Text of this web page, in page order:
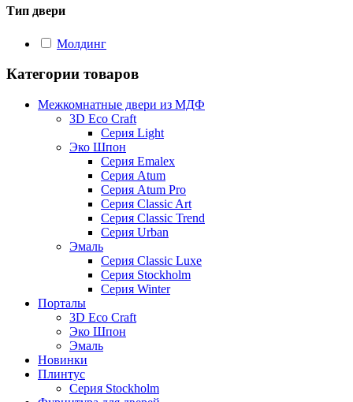
Тип двери
Молдинг
Категории товаров
Межкомнатные двери из МДФ
3D Eco Craft
Серия Light
Эко Шпон
Серия Emalex
Серия Atum
Серия Atum Pro
Серия Classic Art
Серия Classic Trend
Серия Urban
Эмаль
Серия Classic Luxe
Серия Stockholm
Серия Winter
Порталы
3D Eco Craft
Эко Шпон
Эмаль
Новинки
Плинтус
Серия Stockholm